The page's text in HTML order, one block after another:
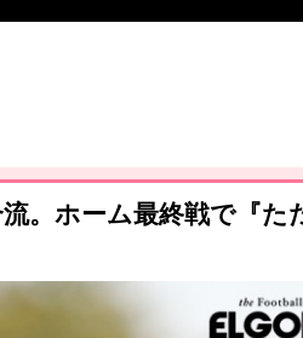
から命を守る ～エネルギー危機時
。ホーム最終戦で『た